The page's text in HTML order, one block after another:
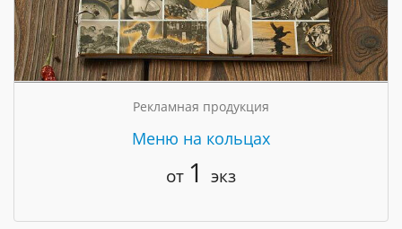
Рекламная продукция
Меню на кольцах
от 1 экз